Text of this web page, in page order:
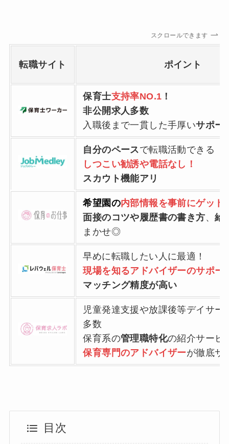
スクロールできます
転職サイト ポイント
保育士支持率NO.1 ！
非公開求人多数
入職後まで一貫した手厚いサポー
自分のペースで転職活動できる
しつこい勧誘や電話なし！
スカウト機能アリ
希望園の内部情報を事前にゲット
面接のコツや履歴書の書き方、 給
まかせ◎
早めに転職したい人に最適！
現場を知るアドバイザーのサポー
マッチング精度が高い
児童発達支援や放課後等デイサー
多数
保育系の管理職特化の紹介サービ
保育専門のアドバイザーが徹底サ
目次